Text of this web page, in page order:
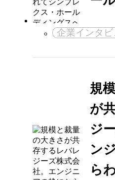
企業インタビ
規
が
ジ
ン
ら